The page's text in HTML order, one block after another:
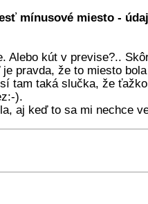
mínusové miesto -
Alebo kút v previse?..
pravda, že to miesto
tam taká slučka, že
).
aj keď to sa mi nechce